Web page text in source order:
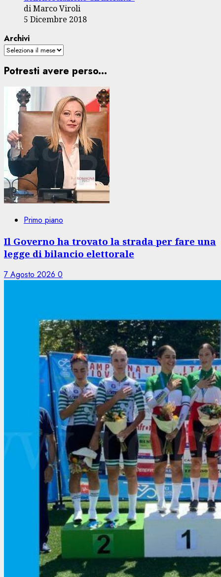
di Marco Viroli
5 Dicembre 2018
Archivi
Potresti avere perso...
Primo piano
Il Governo ha trovato la strada per fare una
legge di bilancio elettorale
7 Agosto 2026 0